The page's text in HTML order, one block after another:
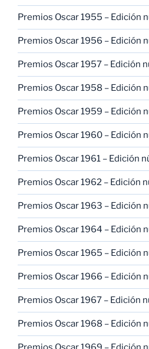
Premios Oscar 1955 – Edición
Premios Oscar 1956 – Edición
Premios Oscar 1957 – Edición
Premios Oscar 1958 – Edición
Premios Oscar 1959 – Edición
Premios Oscar 1960 – Edición
Premios Oscar 1961 – Edición
Premios Oscar 1962 – Edición
Premios Oscar 1963 – Edición
Premios Oscar 1964 – Edición
Premios Oscar 1965 – Edición
Premios Oscar 1966 – Edición
Premios Oscar 1967 – Edición
Premios Oscar 1968 – Edición